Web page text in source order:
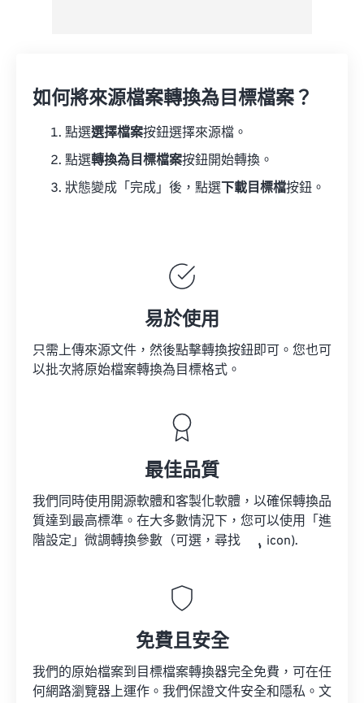
如何將來源檔案轉換為目標檔案？
點選選擇檔案按鈕選擇來源檔。
點選轉換為目標檔案按鈕開始轉換。
狀態變成「完成」後，點選 下載目標檔按鈕。
易於使用
只需上傳來源文件，然後點擊轉換按鈕即可。您也可
以批次將原始檔案轉換為目標格式。
最佳品質
我們同時使用開源軟體和客製化軟體，以確保轉換品
質達到最高標準。在大多數情況下，您可以使用「進
階設定」微調轉換參數（可選，尋找
icon).
免費且安全
我們的原始檔案到目標檔案轉換器完全免費，可在任
何網路瀏覽器上運作。我們保證文件安全和隱私。文